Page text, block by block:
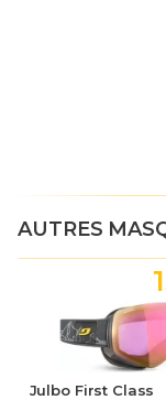
AUTRES
Julbo First Class